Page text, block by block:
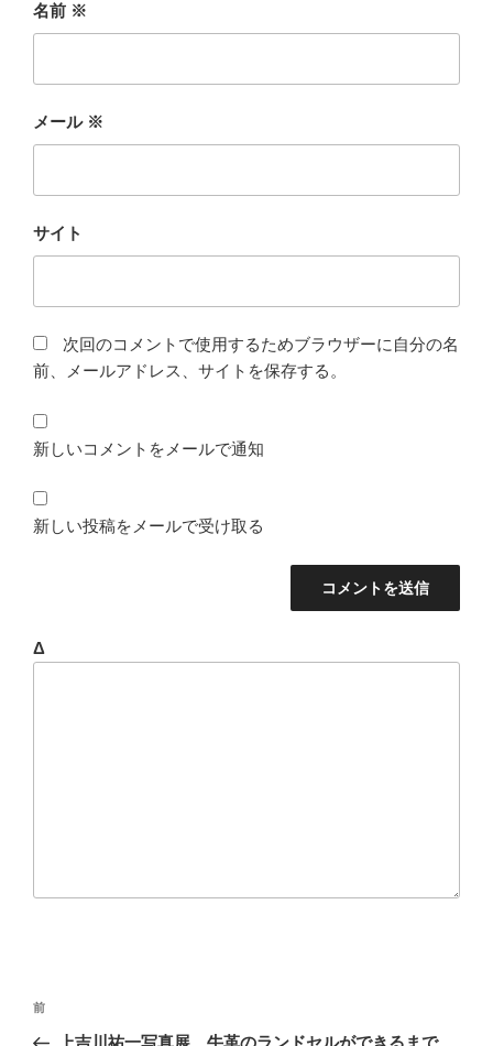
名前 ※
メール ※
サイト
次回のコメントで使用するためブラウザーに自分の名
前、メールアドレス、サイトを保存する。
新しいコメントをメールで通知
新しい投稿をメールで受け取る
Δ
投
前
の
前